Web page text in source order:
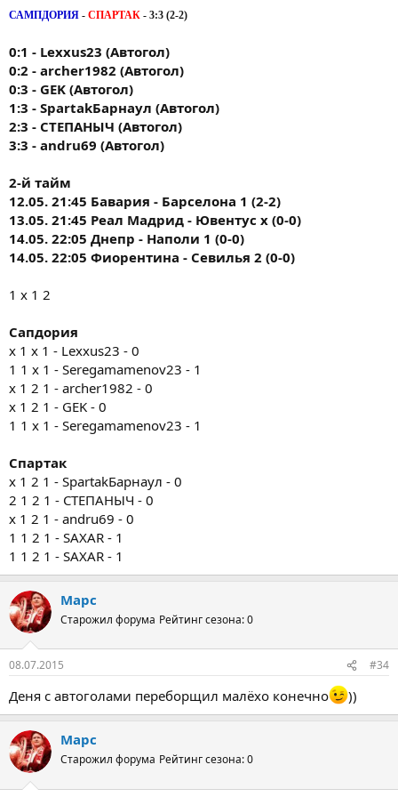
САМПДОРИЯ - СПАРТАК - 3:3 (2-2)
0:1 - Lexxus23 (Автогол)
0:2 - archer1982 (Автогол)
0:3 - GEK (Автогол)
1:3 - SpartakБарнаул (Автогол)
2:3 - СТЕПАНЫЧ (Автогол)
3:3 - andru69 (Автогол)
2-й тайм
12.05. 21:45 Бавария - Барселона 1 (2-2)
13.05. 21:45 Реал Мадрид - Ювентус х (0-0)
14.05. 22:05 Днепр - Наполи 1 (0-0)
14.05. 22:05 Фиорентина - Севилья 2 (0-0)
1 х 1 2
Сапдория
x 1 х 1 - Lexxus23 - 0
1 1 х 1 - Seregamamenov23 - 1
x 1 2 1 - archer1982 - 0
x 1 2 1 - GEK - 0
1 1 х 1 - Seregamamenov23 - 1
Спартак
х 1 2 1 - SpartakБарнаул - 0
2 1 2 1 - СТЕПАНЫЧ - 0
х 1 2 1 - andru69 - 0
1 1 2 1 - SAXAR - 1
1 1 2 1 - SAXAR - 1
Марс
Старожил форума Рейтинг сезона: 0
08.07.2015 #34
Деня с автоголами переборщил малёхо конечно ))
Марс
Старожил форума Рейтинг сезона: 0